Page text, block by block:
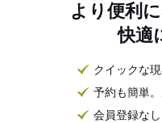
より便利
快適
クイックな
予約も簡単
会員登録な